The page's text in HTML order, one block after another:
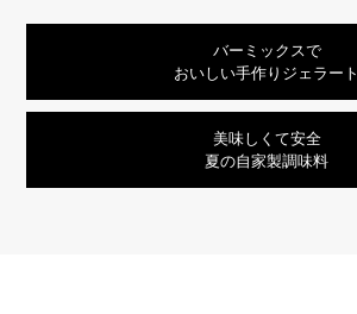
バーミックスで
おいしい手作りジェラート
美味しくて安全
夏の自家製調味料